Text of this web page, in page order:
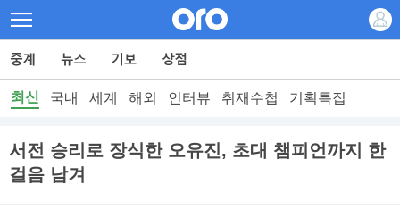
최신 국내 세계 해외 인터뷰 취재수첩 기획특집
서전 승리로 장식한 오유진, 초대 챔피언까지 한
걸음 남겨